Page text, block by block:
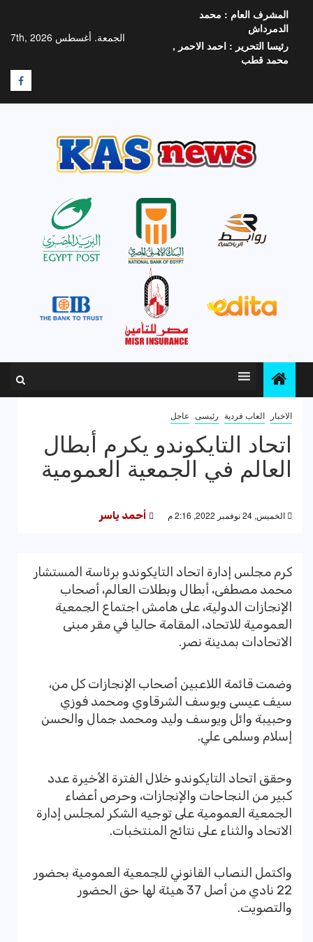
المحتوى
الجمعة. أغسطس 7th, 2026
المشرف العام : محمد
الدمرداش
رئيسا التحرير : احمد الاحمر ,
محمد قطب
F
الاخبار العاب فردية رئيسى عاجل
اتحاد التايكوندو يكرم أبطال
العالم في الجمعية العمومية
الخميس, 24 نوفمبر 2022, 2:16 م أحمد ياسر
كرم مجلس إدارة اتحاد التايكوندو برئاسة المستشار
محمد مصطفى، أبطال وبطلات العالم، أصحاب
الإنجازات الدولية، على هامش اجتماع الجمعية
العمومية للاتحاد، المقامة حاليا في مقر مبنى
الاتحادات بمدينة نصر.
وضمت قائمة اللاعبين أصحاب الإنجازات كل من،
سيف عيسى ويوسف الشرقاوي ومحمد فوزي
وحبيبة وائل ويوسف وليد ومحمد جمال والحسن
إسلام وسلمى علي.
وحقق اتحاد التايكوندو خلال الفترة الأخيرة عدد
كبير من النجاحات والإنجازات، وحرص أعضاء
الجمعية العمومية على توجيه الشكر لمجلس إدارة
الاتحاد والثناء على نتائج المنتخبات.
واكتمل النصاب القانوني للجمعية العمومية بحضور
22 نادي من أصل 37 هيئة لها حق الحضور
والتصويت.